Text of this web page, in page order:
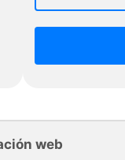
web